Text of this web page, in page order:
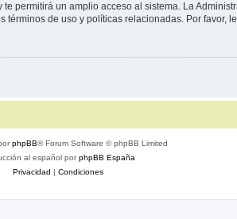
permitirá un amplio acceso al sistema. La
de uso y políticas relacionadas. Por favor,
phpBB® Forum Software © phpBB Limited
al español porphpBB España
Privacidad | Condiciones